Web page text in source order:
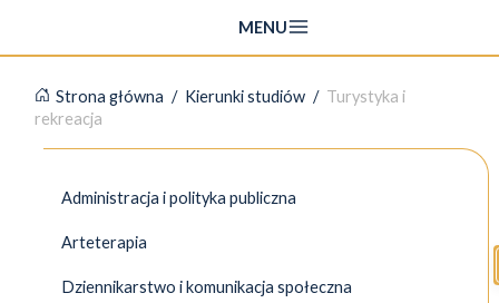
MENU
Strona główna / Kierunki studiów / Turystyka i
rekreacja
Administracja i polityka publiczna
Arteterapia
Dziennikarstwo i komunikacja społeczna